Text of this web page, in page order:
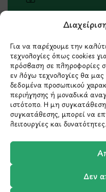
Για να παρέχουμε την
τεχνολογίες όπως cookies
πρόσβαση σε πληροφορίες
εν λόγω τεχνολογίες θα
δεδομένα προσωπικού
περιήγησης ή μοναδικά
ιστότοπο. Η μη
συγκατάθεσης, μπορεί να
λειτουργίες και δυνατότητες.
Δεν
Έχετε ερωτήσεις
παραγγελία;
επικοινωνήσουμε